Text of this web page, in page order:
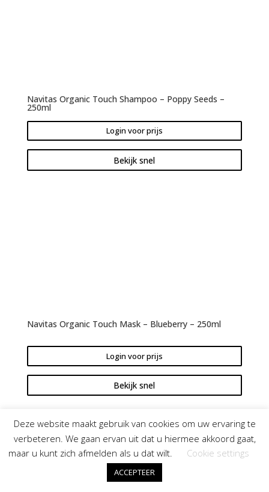
Navitas Organic Touch Shampoo – Poppy Seeds –
250ml
Login voor prijs
Bekijk snel
Navitas Organic Touch Mask – Blueberry – 250ml
Login voor prijs
Bekijk snel
Deze website maakt gebruik van cookies om uw ervaring te
verbeteren. We gaan ervan uit dat u hiermee akkoord gaat,
maar u kunt zich afmelden als u dat wilt.
Cookie settings
ACCEPTEER